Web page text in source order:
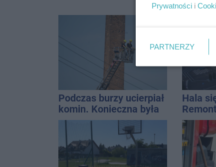
Podczas burzy ucierpiał
komin. Konieczna była
interwencja strażaków
Hala
Prywatności i
PARTNERZY